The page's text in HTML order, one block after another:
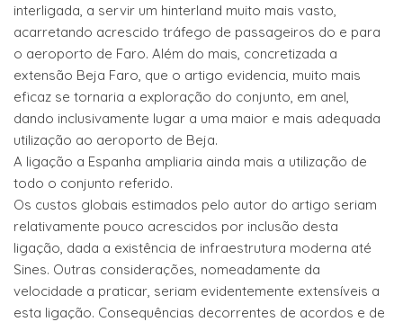
interligada, a servir um hinterland muito mais vasto,
acarretando acrescido tráfego de passageiros do e para
o aeroporto de Faro. Além do mais, concretizada a
extensão Beja Faro, que o artigo evidencia, muito mais
eficaz se tornaria a exploração do conjunto, em anel,
dando inclusivamente lugar a uma maior e mais adequada
utilização ao aeroporto de Beja.
A ligação a Espanha ampliaria ainda mais a utilização de
todo o conjunto referido.
Os custos globais estimados pelo autor do artigo seriam
relativamente pouco acrescidos por inclusão desta
ligação, dada a existência de infraestrutura moderna até
Sines. Outras considerações, nomeadamente da
velocidade a praticar, seriam evidentemente extensíveis a
esta ligação. Consequências decorrentes de acordos e de